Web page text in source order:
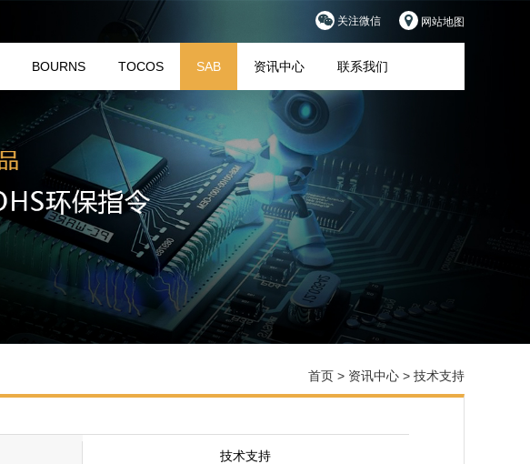
关注微信 网站地图
BOURNS TOCOS SAB 资讯中心 联系我们
首页 > 资讯中心 > 技术支持
技术支持